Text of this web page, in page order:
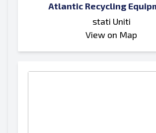
Atlantic Recycling
stati Uniti
View on Map